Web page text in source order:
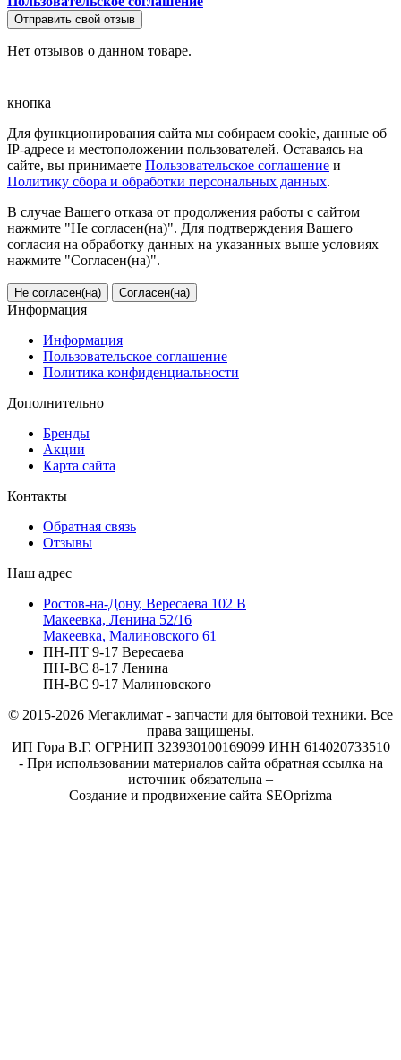
Отправить свой отзыв
Нет отзывов о данном товаре.
кнопка
Для функционирования сайта мы собираем cookie, данные об
IP-адресе и местоположении пользователей. Оставаясь на
сайте, вы принимаете Пользовательское соглашение и
Политику сбора и обработки персональных данных.
В случае Вашего отказа от продолжения работы с сайтом
нажмите "Не согласен(на)". Для подтверждения Вашего
согласия на обработку данных на указанных выше условиях
нажмите "Согласен(на)".
Не согласен(на) Согласен(на)
Информация
Информация
Пользовательское соглашение
Политика конфиденциальности
Дополнительно
Бренды
Акции
Карта сайта
Контакты
Обратная связь
Отзывы
Наш адрес
Ростов-на-Дону, Вересаева 102 В
Макеевка, Ленина 52/16
Макеевка, Малиновского 61
ПН-ПТ 9-17 Вересаева
ПН-ВС 8-17 Ленина
ПН-ВС 9-17 Малиновского
© 2015-2026 Мегаклимат - запчасти для бытовой техники. Все
права защищены.
ИП Гора В.Г. ОГРНИП 323930100169099 ИНН 614020733510
- При использовании материалов сайта обратная ссылка на
источник обязательна –
Создание и продвижение сайта SEOprizma